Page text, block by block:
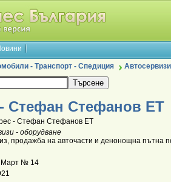
- Транспорт - Спедиция
Стефан Стефанов ЕТ
- Стефан Стефанов ЕТ
- оборудване
продажба на авточасти и денонощна пътна
Март № 14